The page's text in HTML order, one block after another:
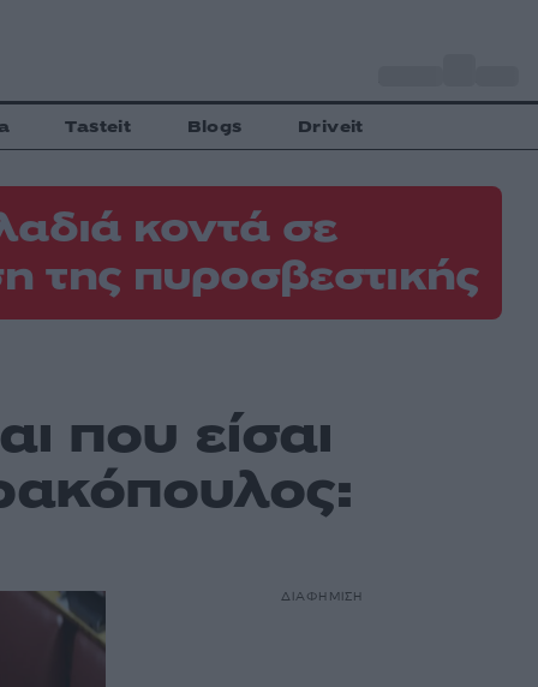
Tasteit Blogs Driveit
κοντά σε
της πυροσβεστικής
που είσαι
ΔΙΑΦΗΜΙΣΗ